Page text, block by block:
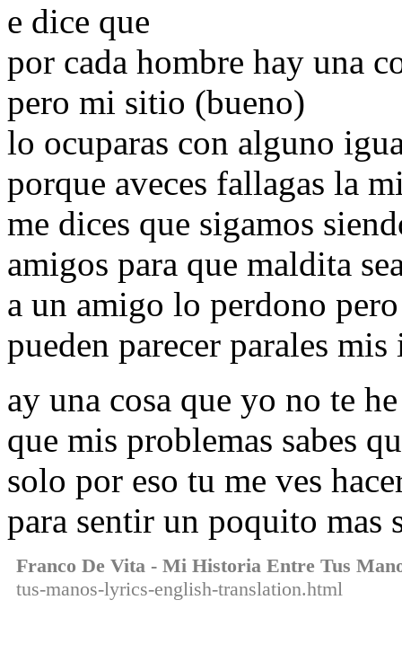
e dice que
por cada hombre hay una
pero mi sitio (bueno)
lo ocuparas con alguno
porque aveces fallagas la
me dices que sigamos
amigos para que maldita
a un amigo lo perdono
pueden parecer parales
ay una cosa que yo no te
que mis problemas sabes
solo por eso tu me ves
para sentir un poquito mas
Franco De Vita - Mi Historia Entre Tus
tus-manos-lyrics-english-translation.html